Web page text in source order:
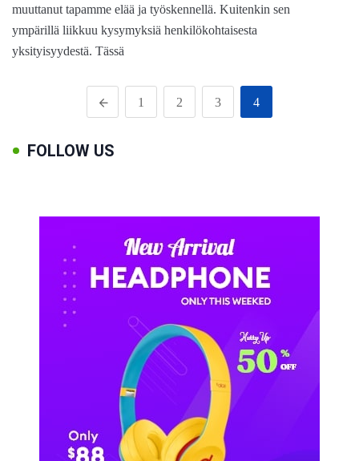
muuttanut tapamme elää ja työskennellä. Kuitenkin sen
ympärillä liikkuu kysymyksiä henkilökohtaisesta
yksityisyydestä. Tässä
1 2 3 4
FOLLOW US